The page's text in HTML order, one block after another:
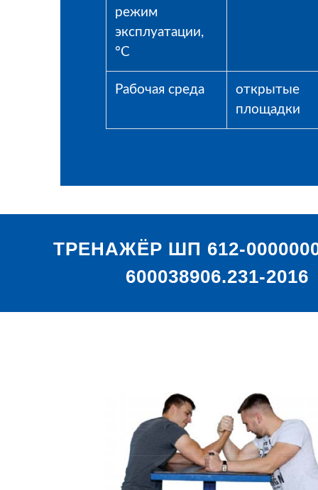
режим
эксплуатации,
°С
Рабочая среда
открытые
площадки
ТРЕНАЖЁР ШП 612-
600038906.231-2016